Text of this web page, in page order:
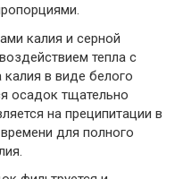
калия и серной
тепла с
в виде белого
осадок тщательно
на преципитации в
для полного